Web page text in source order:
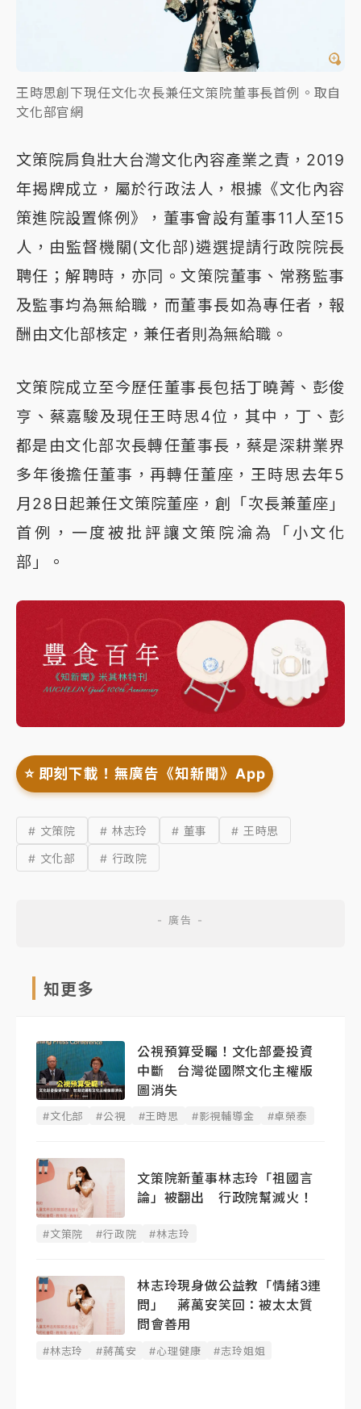
王時思創下現任文化次長兼任文策院董事長首例。取自
文化部官網
文策院肩負壯大台灣文化內容產業之責，2019
年揭牌成立，屬於行政法人，根據《文化內容
策進院設置條例》，董事會設有董事11人至15
人，由監督機關(文化部)遴選提請行政院院長
聘任；解聘時，亦同。文策院董事、常務監事
及監事均為無給職，而董事長如為專任者，報
酬由文化部核定，兼任者則為無給職。
文策院成立至今歷任董事長包括丁曉菁、彭俊
亨、蔡嘉駿及現任王時思4位，其中，丁、彭
都是由文化部次長轉任董事長，蔡是深耕業界
多年後擔任董事，再轉任董座，王時思去年5
月28日起兼任文策院董座，創「次長兼董座」
首例，一度被批評讓文策院淪為「小文化
部」。
⭐️ 即刻下載！無廣告《知新聞》App
# 文策院 # 林志玲 # 董事
# 王時思
# 文化部
# 行政院
知更多
公視預算受矚！文化部憂投資
中斷 台灣從國際文化主權版
圖消失
#文化部 #公視 #王時思 #影視輔導金 #卓榮泰
文策院新董事林志玲「祖國言
論」被翻出 行政院幫滅火！
#文策院 #行政院 #林志玲
林志玲現身做公益教「情緒3連
問」 蔣萬安笑回：被太太質
問會善用
#林志玲 #蔣萬安 #心理健康 #志玲姐姐